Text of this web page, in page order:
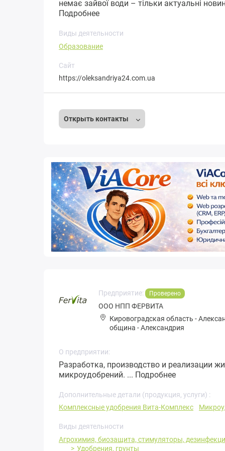
немає зайвої води – тільки актуальні
Подробнее
Виды деятельности
Образование
Сайт
https://oleksandriya24.com.ua
Открыть контакты
Предприятие: Проверено
ООО НПП ФЕРВИТА
Кировоградская область -
община -Александрия
О предприятии:
Разработка, производство и реализации
микроудобрений. ... Подробнее
Дополнительные детали (продукция, услуги) :
Комплексные удобрения Вита-Комплекс
Виды деятельности
Агрохимия, биозащита, стимуляторы,
Удобрения, грунты